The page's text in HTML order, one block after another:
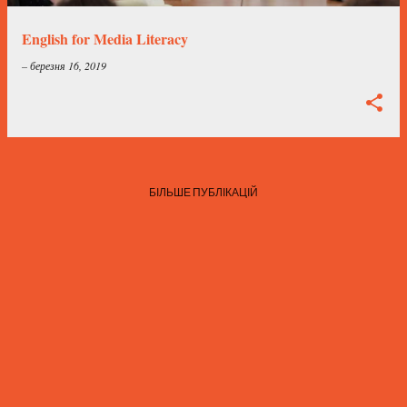
English for Media Literacy
–березня 16, 2019
БІЛЬШЕ ПУБЛІКАЦІЙ